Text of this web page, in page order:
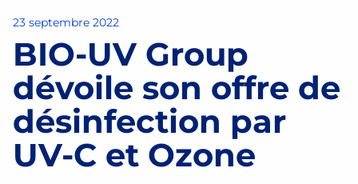
23 septembre 2022
BIO-UV Group
dévoile son offre de
désinfection par
UV-C et Ozone